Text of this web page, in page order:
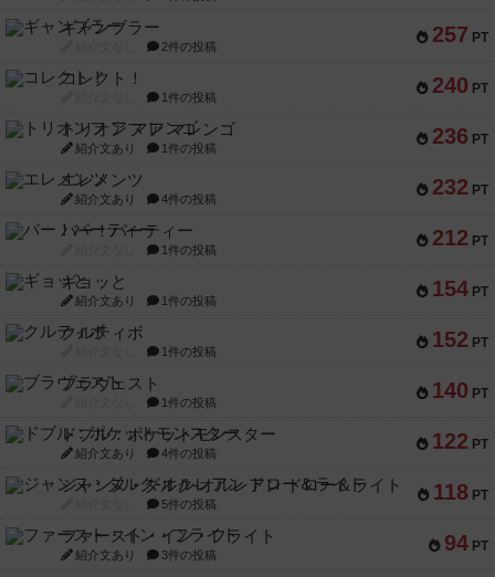
257 PT
ギャンブラー
2件の投稿
240 PT
コレクト！
1件の投稿
236 PT
トリオンフ ア マレンゴ
紹介文あり 1件の投稿
232 PT
エレメンツ
紹介文あり 4件の投稿
212 PT
バー！パーティー
1件の投稿
154 PT
ギョッと
紹介文あり 1件の投稿
152 PT
クルティボ
1件の投稿
140 PT
ブラヴェスト
1件の投稿
122 PT
ドブル：ポケットモンスター
紹介文あり 4件の投稿
118 PT
ジャンヌ・ダルク-オルレアン ドロー＆ライト
5件の投稿
94 PT
ファースト・イン・フライト
紹介文あり 3件の投稿